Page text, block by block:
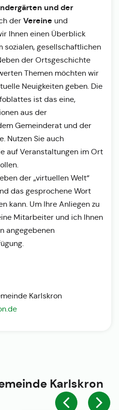
und der
der Vereine und
Ihnen einen Überblick
sozialen, gesellschaftlichen
der Ortsgeschichte
Themen möchten wir
Neuigkeiten geben. Die
ist das eine,
aus der
Gemeinderat und der
Nutzen Sie auch
auf Veranstaltungen im Ort
der „virtuellen Welt“
das gesprochene Wort
kann. Um Ihre Anliegen zu
Mitarbeiter und ich Ihnen
angegebenen
Karlskron
Karlskron